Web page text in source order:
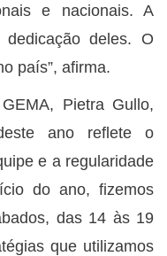
e nacionais. A
deles. O
país”, afirma.
Pietra Gullo,
ano reflete o
e a regularidade
do ano, fizemos
das 14 às 19
que utilizamos